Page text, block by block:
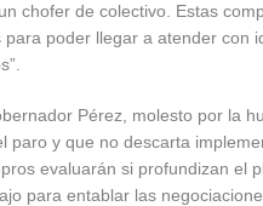
chofer de colectivo. Estas
para poder llegar a atender con
Pérez, molesto por la
paro y que no descarta
evaluarán si profundizan el
para entablar las